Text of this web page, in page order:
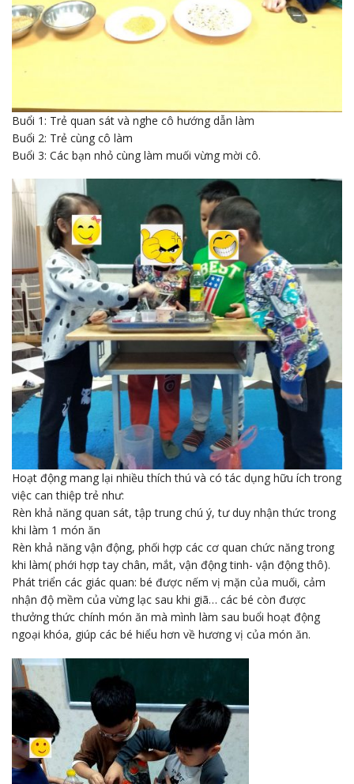
Buổi 1: Trẻ quan sát và nghe cô hướng dẫn làm
Buổi 2: Trẻ cùng cô làm
Buổi 3: Các bạn nhỏ cùng làm muối vừng mời cô.
Hoạt động mang lại nhiều thích thú và có tác dụng hữu ích trong
việc can thiệp trẻ như:
Rèn khả năng quan sát, tập trung chú ý, tư duy nhận thức trong
khi làm 1 món ăn
Rèn khả năng vận động, phối hợp các cơ quan chức năng trong
khi làm( phới hợp tay chân, mắt, vận động tinh- vận động thô).
Phát triển các giác quan: bé được nếm vị mặn của muối, cảm
nhận độ mềm của vừng lạc sau khi giã… các bé còn được
thưởng thức chính món ăn mà mình làm sau buổi hoạt động
ngoại khóa, giúp các bé hiểu hơn về hương vị của món ăn.